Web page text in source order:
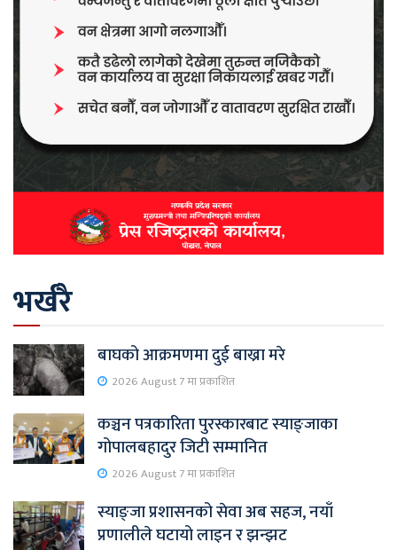
भर्खरै
बाघको आक्रमणमा दुई बाख्रा मरे
2026 August 7 मा प्रकाशित
कञ्चन पत्रकारिता पुरस्कारबाट स्याङ्जाका
गोपालबहादुर जिटी सम्मानित
2026 August 7 मा प्रकाशित
स्याङ्जा प्रशासनको सेवा अब सहज, नयाँ
प्रणालीले घटायो लाइन र झन्झट